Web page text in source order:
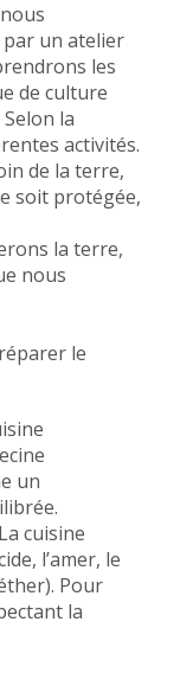
un atelier
les
de culture
la
activités.
de la terre,
soit protégée,
la terre,
nous
le
un
cuisine
l’amer, le
Pour
la